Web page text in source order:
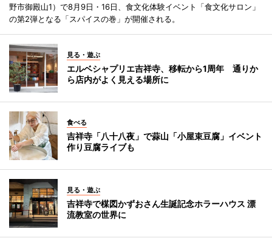
野市御殿山1）で8月9日・16日、食文化体験イベント「食文化サロン」
の第2弾となる「スパイスの巻」が開催される。
見る・遊ぶ
エルベシャプリエ吉祥寺、移転から1周年 通りか
ら店内がよく見える場所に
食べる
吉祥寺「八十八夜」で蒜山「小屋束豆腐」イベント
作り豆腐ライブも
見る・遊ぶ
吉祥寺で楳図かずおさん生誕記念ホラーハウス 漂
流教室の世界に